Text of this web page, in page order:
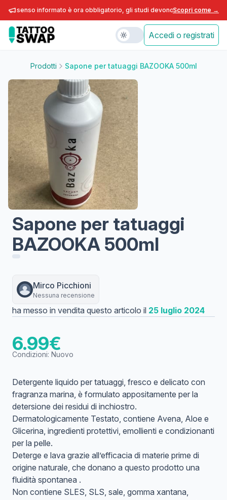
informato è ora obbligatorio, gli studi devono adeguarsi entro
Scopri come →
Accedi o registrati
Prodotti Sapone per tatuaggi BAZOOKA 500ml
Sapone per tatuaggi
BAZOOKA 500ml
Mirco Picchioni
Nessuna recensione
ha messo in vendita questo articolo il 25 luglio 2024
6.99€
Condizioni: Nuovo
Detergente liquido per tatuaggi, fresco e delicato con
fragranza marina, è formulato appositamente per la
detersione dei residui di inchiostro.
Dermatologicamente Testato, contiene Avena, Aloe e
Glicerina, ingredienti protettivi, emollienti e condizionanti
per la pelle.
Deterge e lava grazie all’efficacia di materie prime di
origine naturale, che donano a questo prodotto una
fluidità spontanea .
Non contiene SLES, SLS, sale, gomma xantana,